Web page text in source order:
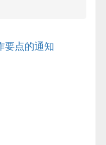
要点的通知